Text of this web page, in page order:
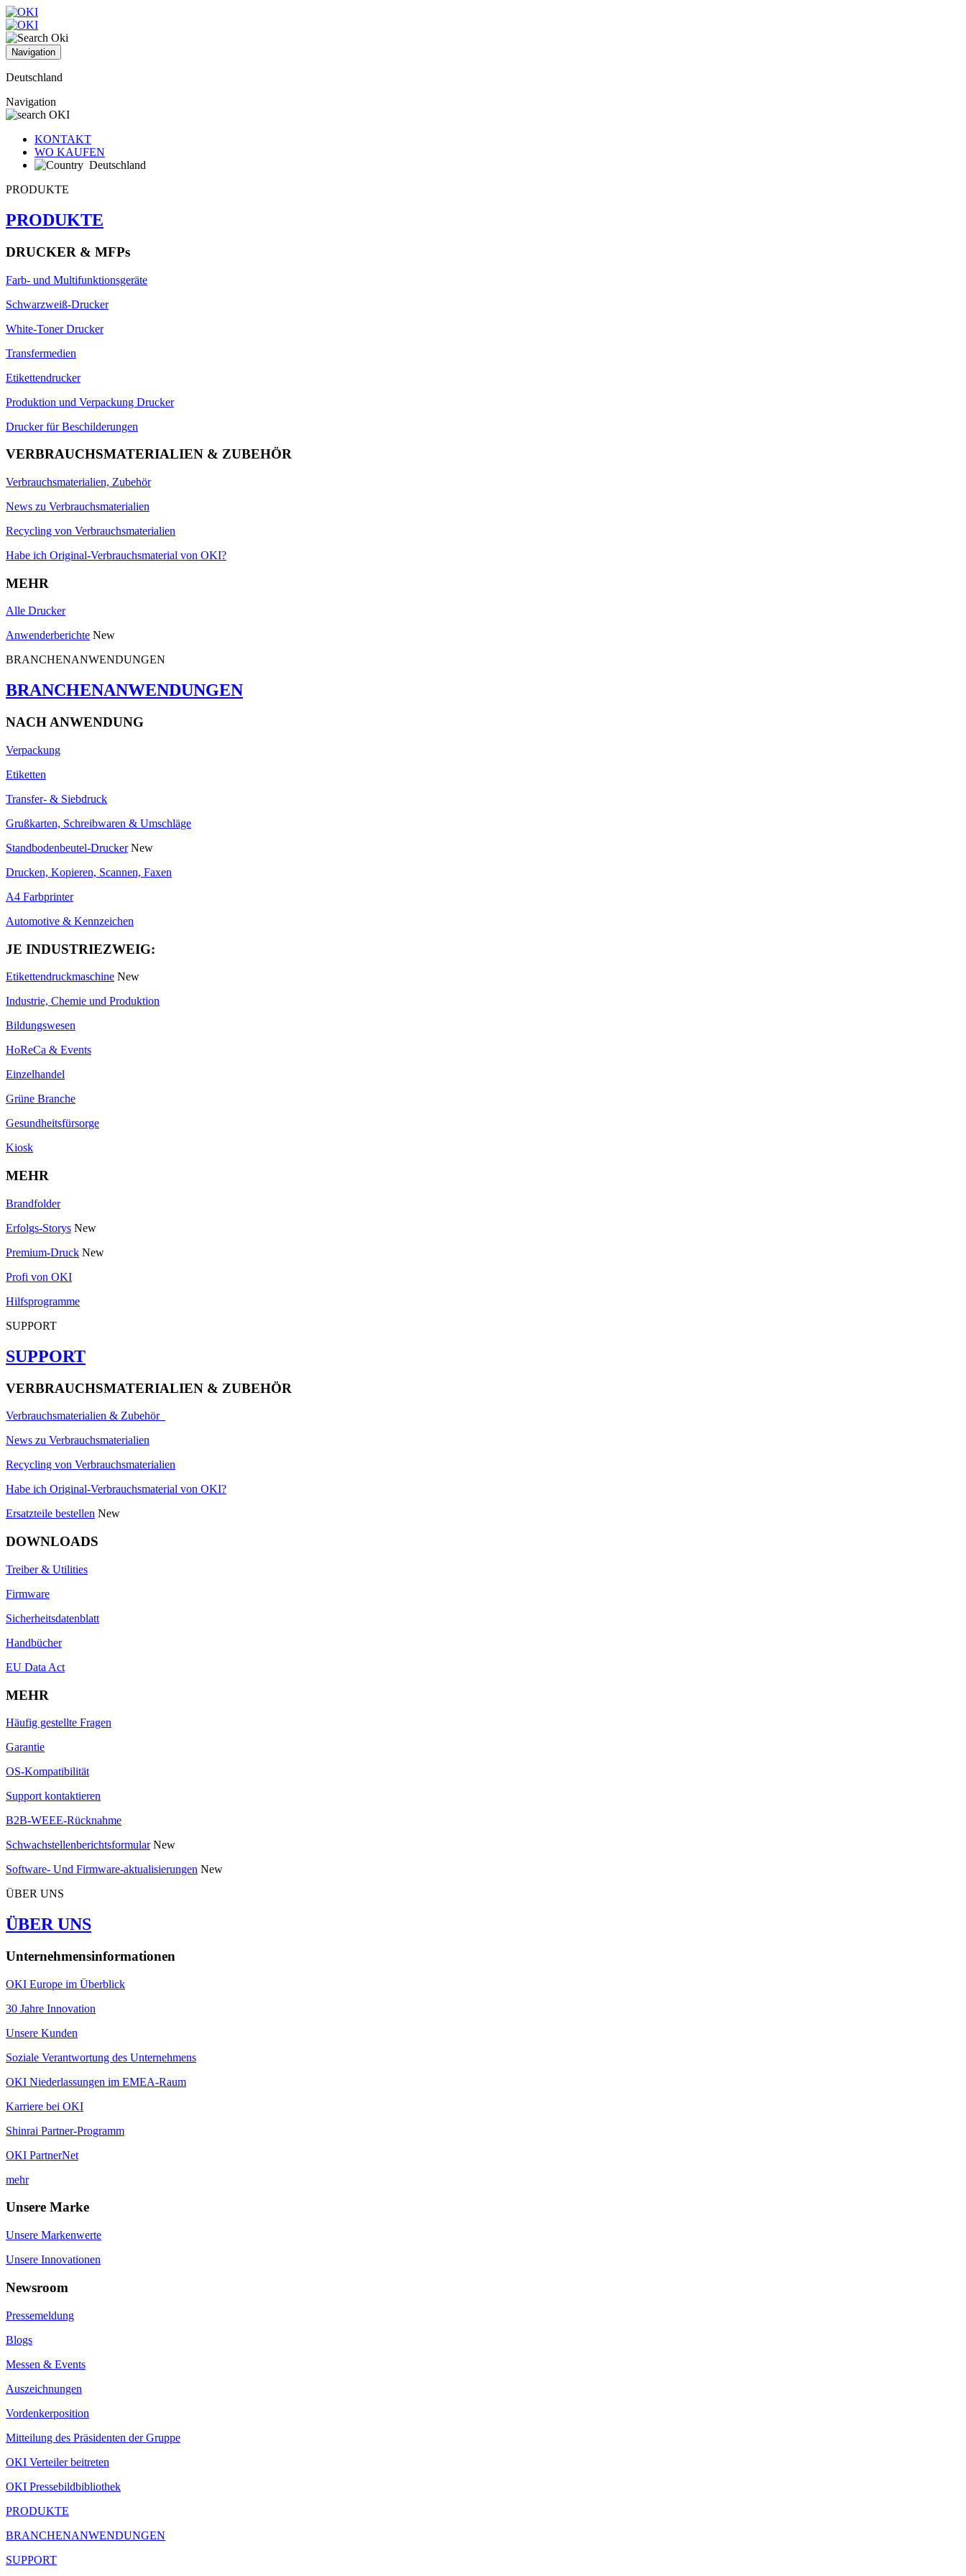
Navigation
Deutschland
Navigation
KONTAKT
WO KAUFEN
Deutschland
PRODUKTE
PRODUKTE
DRUCKER & MFPs
Farb- und Multifunktionsgeräte
Schwarzweiß-Drucker
White-Toner Drucker
Transfermedien
Etikettendrucker
Produktion und Verpackung Drucker
Drucker für Beschilderungen
VERBRAUCHSMATERIALIEN & ZUBEHÖR
Verbrauchsmaterialien, Zubehör
News zu Verbrauchsmaterialien
Recycling von Verbrauchsmaterialien
Habe ich Original-Verbrauchsmaterial von OKI?
MEHR
Alle Drucker
Anwenderberichte New
BRANCHENANWENDUNGEN
BRANCHENANWENDUNGEN
NACH ANWENDUNG
Verpackung
Etiketten
Transfer- & Siebdruck
Grußkarten, Schreibwaren & Umschläge
Standbodenbeutel-Drucker New
Drucken, Kopieren, Scannen, Faxen
A4 Farbprinter
Automotive & Kennzeichen
JE INDUSTRIEZWEIG:
Etikettendruckmaschine New
Industrie, Chemie und Produktion
Bildungswesen
HoReCa & Events
Einzelhandel
Grüne Branche
Gesundheitsfürsorge
Kiosk
MEHR
Brandfolder
Erfolgs-Storys New
Premium-Druck New
Profi von OKI
Hilfsprogramme
SUPPORT
SUPPORT
VERBRAUCHSMATERIALIEN & ZUBEHÖR
Verbrauchsmaterialien & Zubehör
News zu Verbrauchsmaterialien
Recycling von Verbrauchsmaterialien
Habe ich Original-Verbrauchsmaterial von OKI?
Ersatzteile bestellen New
DOWNLOADS
Treiber & Utilities
Firmware
Sicherheitsdatenblatt
Handbücher
EU Data Act
MEHR
Häufig gestellte Fragen
Garantie
OS-Kompatibilität
Support kontaktieren
B2B-WEEE-Rücknahme
Schwachstellenberichtsformular New
Software- Und Firmware-aktualisierungen New
ÜBER UNS
ÜBER UNS
Unternehmensinformationen
OKI Europe im Überblick
30 Jahre Innovation
Unsere Kunden
Soziale Verantwortung des Unternehmens
OKI Niederlassungen im EMEA-Raum
Karriere bei OKI
Shinrai Partner-Programm
OKI PartnerNet
mehr
Unsere Marke
Unsere Markenwerte
Unsere Innovationen
Newsroom
Pressemeldung
Blogs
Messen & Events
Auszeichnungen
Vordenkerposition
Mitteilung des Präsidenten der Gruppe
OKI Verteiler beitreten
OKI Pressebildbibliothek
PRODUKTE
BRANCHENANWENDUNGEN
SUPPORT